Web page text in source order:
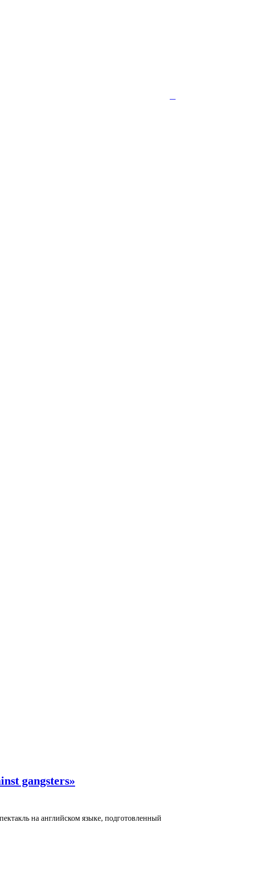
заведение в Новосибирске. Основанная в 1956
стала первым музыкальным высшим учебным
России[3]. С 1957 года она носит имя Михаила Ивановича
gangsters»
на английском языке, подготовленный